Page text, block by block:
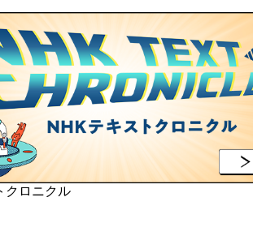
クロニクル